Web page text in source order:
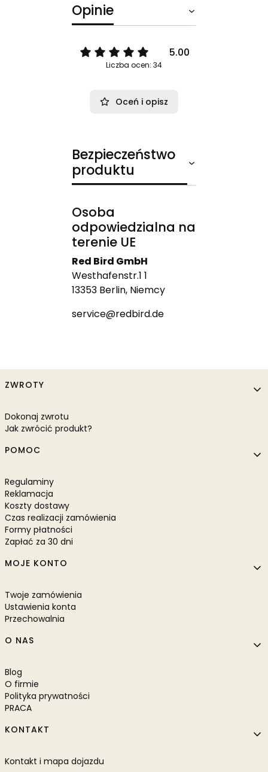
Opinie
5.00
Liczba ocen: 34
Oceń i opisz
Bezpieczeństwo
produktu
Osoba
odpowiedzialna na
terenie UE
Red Bird GmbH
Westhafenstr.1 1
13353 Berlin, Niemcy
service@redbird.de
Linki w stopce
ZWROTY
Dokonaj zwrotu
Jak zwrócić produkt?
POMOC
Regulaminy
Reklamacja
Koszty dostawy
Czas realizacji zamówienia
Formy płatności
Zapłać za 30 dni
MOJE KONTO
Twoje zamówienia
Ustawienia konta
Przechowalnia
O NAS
Blog
O firmie
Polityka prywatności
PRACA
KONTAKT
Kontakt i mapa dojazdu